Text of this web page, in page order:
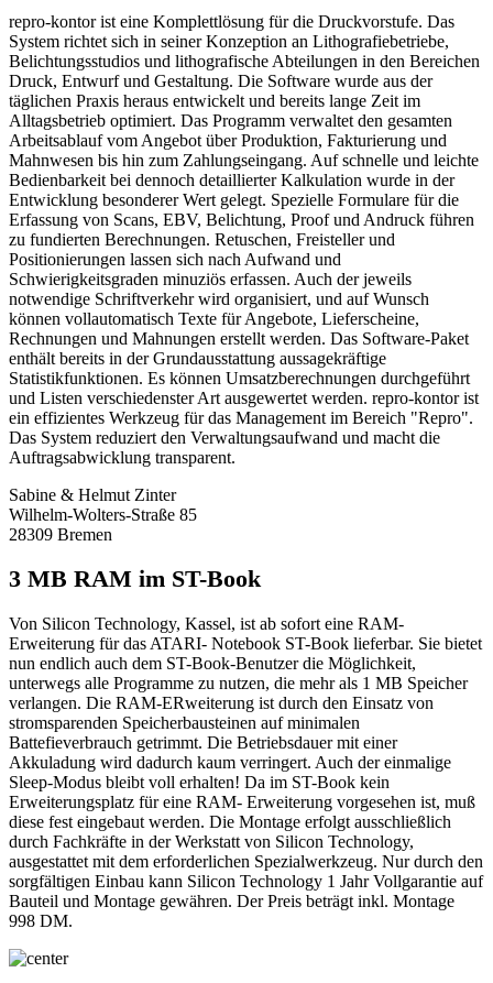
repro-kontor ist eine Komplettlösung für die Druckvorstufe. Das
System richtet sich in seiner Konzeption an Lithografiebetriebe,
Belichtungsstudios und lithografische Abteilungen in den Bereichen
Druck, Entwurf und Gestaltung. Die Software wurde aus der
täglichen Praxis heraus entwickelt und bereits lange Zeit im
Alltagsbetrieb optimiert. Das Programm verwaltet den gesamten
Arbeitsablauf vom Angebot über Produktion, Fakturierung und
Mahnwesen bis hin zum Zahlungseingang. Auf schnelle und leichte
Bedienbarkeit bei dennoch detaillierter Kalkulation wurde in der
Entwicklung besonderer Wert gelegt. Spezielle Formulare für die
Erfassung von Scans, EBV, Belichtung, Proof und Andruck führen
zu fundierten Berechnungen. Retuschen, Freisteller und
Positionierungen lassen sich nach Aufwand und
Schwierigkeitsgraden minuziös erfassen. Auch der jeweils
notwendige Schriftverkehr wird organisiert, und auf Wunsch
können vollautomatisch Texte für Angebote, Lieferscheine,
Rechnungen und Mahnungen erstellt werden. Das Software-Paket
enthält bereits in der Grundausstattung aussagekräftige
Statistikfunktionen. Es können Umsatzberechnungen durchgeführt
und Listen verschiedenster Art ausgewertet werden. repro-kontor ist
ein effizientes Werkzeug für das Management im Bereich "Repro".
Das System reduziert den Verwaltungsaufwand und macht die
Auftragsabwicklung transparent.
Sabine & Helmut Zinter
Wilhelm-Wolters-Straße 85
28309 Bremen
3 MB RAM im ST-Book
Von Silicon Technology, Kassel, ist ab sofort eine RAM-
Erweiterung für das ATARI- Notebook ST-Book lieferbar. Sie bietet
nun endlich auch dem ST-Book-Benutzer die Möglichkeit,
unterwegs alle Programme zu nutzen, die mehr als 1 MB Speicher
verlangen. Die RAM-ERweiterung ist durch den Einsatz von
stromsparenden Speicherbausteinen auf minimalen
Battefieverbrauch getrimmt. Die Betriebsdauer mit einer
Akkuladung wird dadurch kaum verringert. Auch der einmalige
Sleep-Modus bleibt voll erhalten! Da im ST-Book kein
Erweiterungsplatz für eine RAM- Erweiterung vorgesehen ist, muß
diese fest eingebaut werden. Die Montage erfolgt ausschließlich
durch Fachkräfte in der Werkstatt von Silicon Technology,
ausgestattet mit dem erforderlichen Spezialwerkzeug. Nur durch den
sorgfältigen Einbau kann Silicon Technology 1 Jahr Vollgarantie auf
Bauteil und Montage gewähren. Der Preis beträgt inkl. Montage
998 DM.